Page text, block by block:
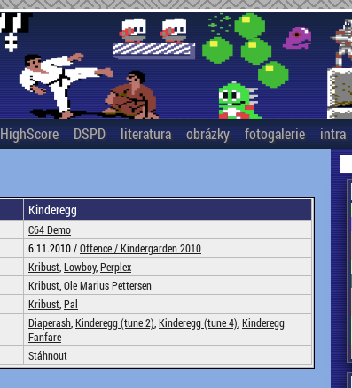
HighScore DSPD literatura obrázky fotogalerie intra
Kinderegg
C64 Demo
6.11.2010 /Offence /Kindergarden 2010
Kribust Lowboy, Perplex
Kribust Ole Marius Pettersen
Kribust Pal
Diaperash Kinderegg (tune 2) Kinderegg (tune 4) Kinderegg
Fanfare
Stáhnout